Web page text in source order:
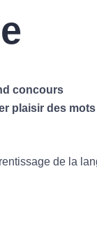
concours
plaisir des mots
de la